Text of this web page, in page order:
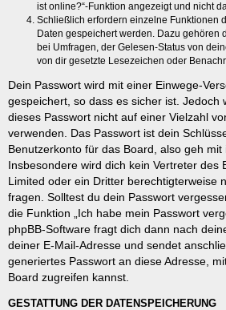
ist online?“-Funktion angezeigt und nicht
Schließlich erfordern einzelne Funktionen
Daten gespeichert werden. Dazu gehören
bei Umfragen, der Gelesen-Status von
von dir gesetzte Lesezeichen oder
Dein Passwort wird mit einer Einwege-
gespeichert, so dass es sicher ist. Jedoch
dieses Passwort nicht auf einer Vielzahl
verwenden. Das Passwort ist dein
Benutzerkonto für das Board, also geh mit
Insbesondere wird dich kein Vertreter des
Limited oder ein Dritter berechtigterweise
fragen. Solltest du dein Passwort
die Funktion „Ich habe mein Passwort
phpBB-Software fragt dich dann nach
deiner E-Mail-Adresse und sendet
generiertes Passwort an diese Adresse,
Board zugreifen kannst.
GESTATTUNG DER DATENSPEICHERUNG